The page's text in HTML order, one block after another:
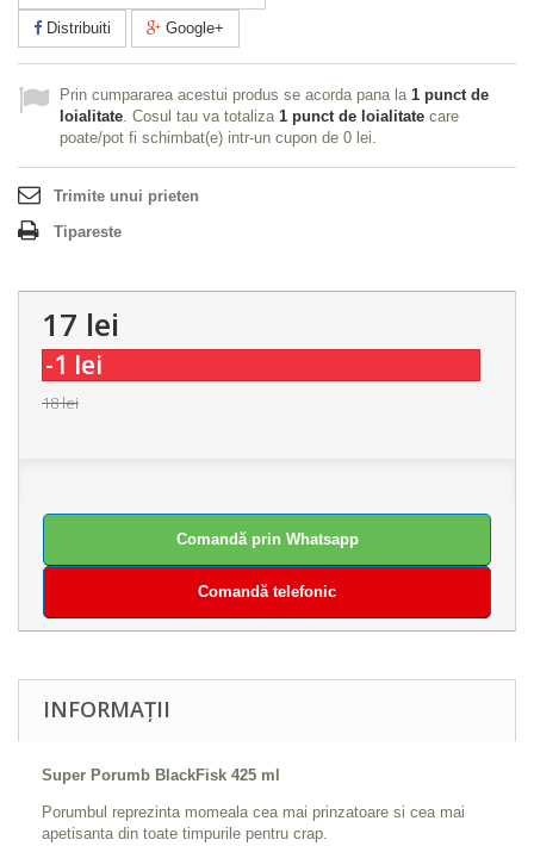
Distribuiti Google+
Prin cumpararea acestui produs se acorda pana la 1 punct de
loialitate . Cosul tau va totaliza 1 punct de loialitate care
poate/pot fi schimbat(e) intr-un cupon de 0 lei
Trimite unui prieten
Tipareste
17 lei
-1 lei
18 lei
Comandă prin Whatsapp
Comandă telefonic
INFORMAȚII
Super Porumb BlackFisk 425 ml
Porumbul reprezinta momeala cea mai prinzatoare si cea mai
apetisanta din toate timpurile pentru crap.